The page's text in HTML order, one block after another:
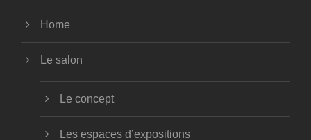
Home
Le salon
Le concept
Les espaces d’expositions